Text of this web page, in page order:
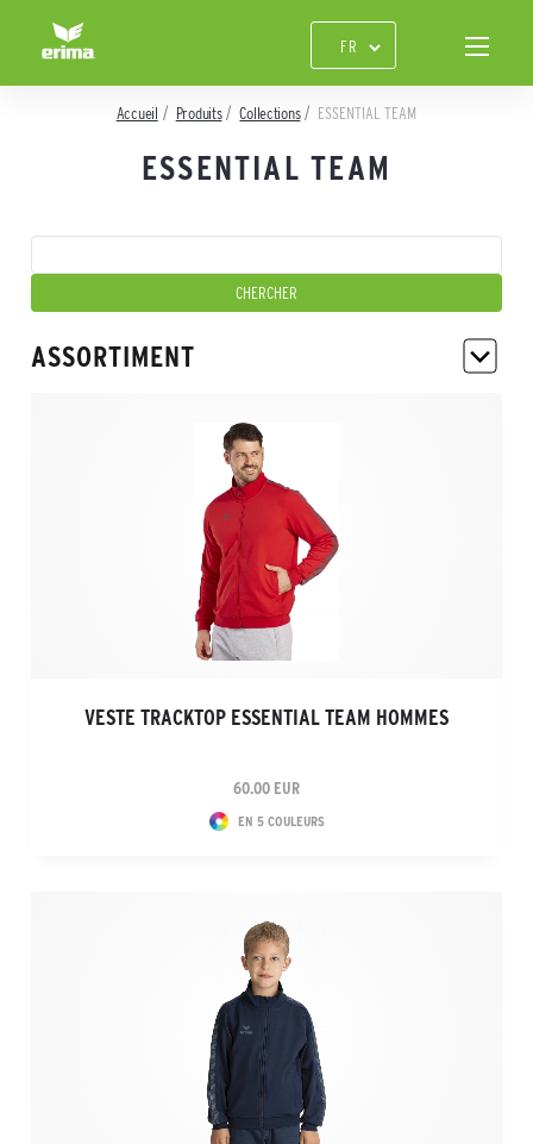
Accueil Produits Collections ESSENTIAL TEAM
ESSENTIAL TEAM
ASSORTIMENT
VESTE TRACKTOP ESSENTIAL TEAM HOMMES
60.00 EUR
EN 5 COULEURS